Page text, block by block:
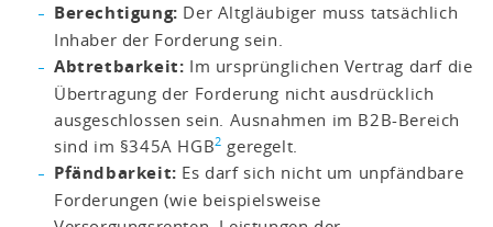
Berechtigung: Der Altgläubiger muss tatsächlich
Inhaber der Forderung sein.
Abtretbarkeit: Im ursprünglichen Vertrag darf die
Übertragung der Forderung nicht ausdrücklich
ausgeschlossen sein. Ausnahmen im B2B-Bereich
sind im §345A HGB2 geregelt.
Pfändbarkeit: Es darf sich nicht um unpfändbare
Forderungen (wie beispielsweise